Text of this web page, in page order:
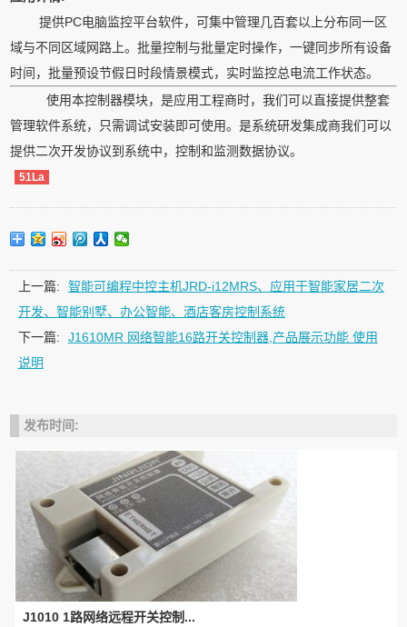
提供PC电脑监控平台软件，可集中管理几百套以上分布同一区
域与不同区域网路上。批量控制与批量定时操作，一键同步所有设备
时间，批量预设节假日时段情景模式，实时监控总电流工作状态。
使用本控制器模块，是应用工程商时，我们可以直接提供整套
管理软件系统，只需调试安装即可使用。是系统研发集成商我们可以
提供二次开发协议到系统中，控制和监测数据协议。
51La
上一篇:
智能可编程中控主机JRD-i12MRS、应用于智能家居二次
开发、智能别墅、办公智能、酒店客房控制系统
下一篇:
J1610MR 网络智能16路开关控制器,产品展示功能 使用
说明
发布时间:
J1010 1路网络远程开关控制...